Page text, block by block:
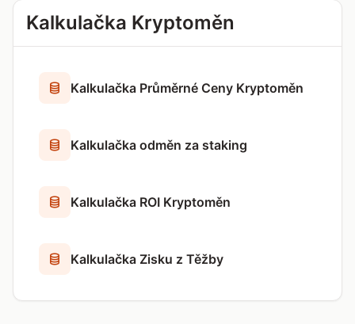
Kalkulačka Kryptoměn
Kalkulačka Průměrné Ceny Kryptoměn
Kalkulačka odměn za staking
Kalkulačka ROI Kryptoměn
Kalkulačka Zisku z Těžby